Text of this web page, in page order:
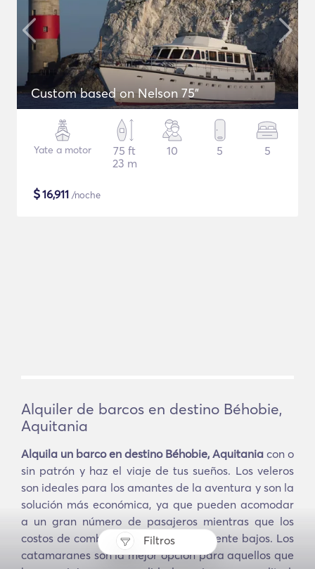
Filtros
Custom based on Nelson 75"
Yate a motor
75 ft
23 m
10 5 5
$16,911 /noche
Alquiler de barcos en destino Béhobie,
Aquitania
Alquila un barco en destino Béhobie, Aquitania con o
sin patrón y haz el viaje de tus sueños. Los veleros
son ideales para los amantes de la aventura y son la
solución más económica, ya que pueden acomodar
a un gran número de pasajeros mientras que los
costos de combustible son especialmente bajos. Los
catamaranes son la mejor opción para aquellos que